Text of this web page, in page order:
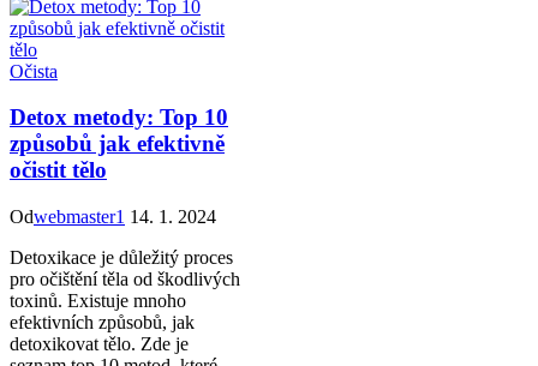
Očista
Detox metody: Top 10
způsobů jak efektivně
očistit tělo
Odwebmaster1 14. 1. 2024
Detoxikace je důležitý proces
pro očištění těla od škodlivých
toxinů. Existuje mnoho
efektivních způsobů, jak
detoxikovat tělo. Zde je